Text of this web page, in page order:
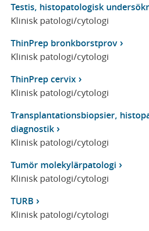
Testis, histopatologisk
Klinisk patologi/cytologi
ThinPrep bronkborstprov
Klinisk patologi/cytologi
ThinPrep cervix
Klinisk patologi/cytologi
Transplantationsbiopsier,
diagnostik
Klinisk patologi/cytologi
Tumör molekylärpatologi
Klinisk patologi/cytologi
TURB
Klinisk patologi/cytologi